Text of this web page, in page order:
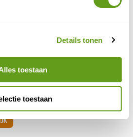
Details tonen
toestaan
toestaan
in de wereld te belichten. Wij zijn
is op zijn zachts gezegd een zeer
land voor mensen die houden van